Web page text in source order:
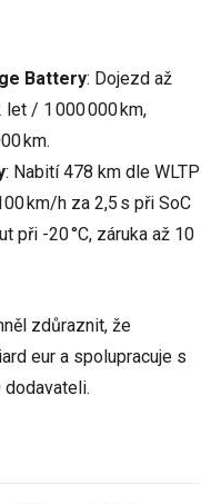
Battery: Dojezd až
/ 1 000 000 km,
km.
: Nabití 478 km dle WLTP
km/h za 2,5 s při SoC
při -20 °C, záruka až 10
zdůraznit, že
eur a spolupracuje s
dodavateli.